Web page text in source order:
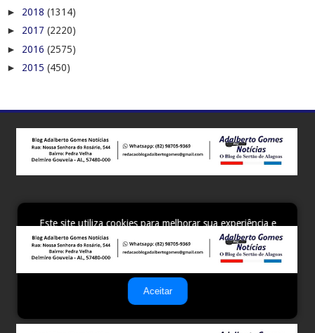
Este site utiliza cookies para melhorar sua experiência e
fornecer serviços personalizados. Ao continuar a navegar,
você concorda com o uso de cookies. Para mais
informações, leia nossa
Política de Privacidade
Aceitar
► 2018 (1314)
► 2017 (2220)
► 2016 (2575)
► 2015 (450)